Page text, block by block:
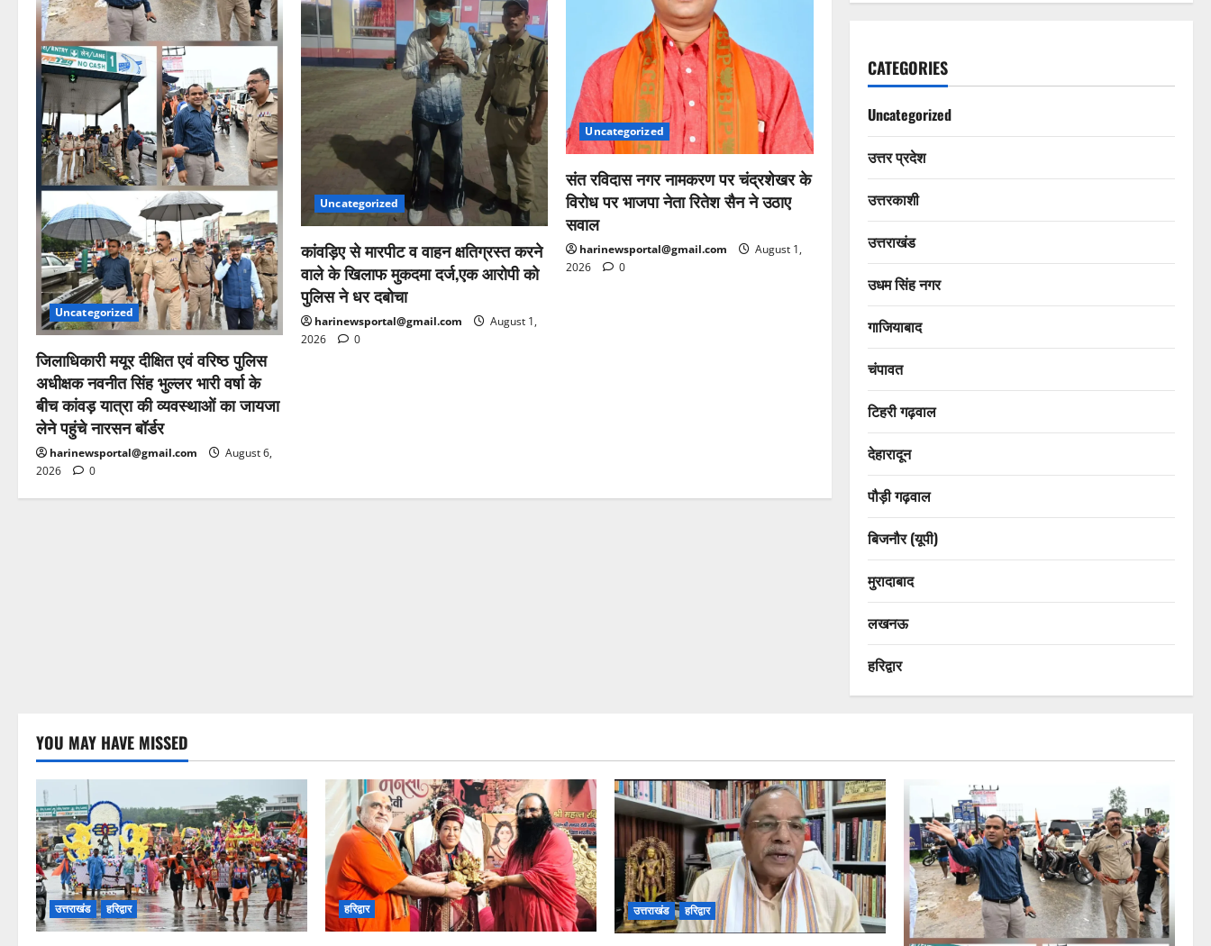
Uncategorized
जिलाधिकारी मयूर दीक्षित एवं वरिष्ठ पुलिस
अधीक्षक नवनीत सिंह भुल्लर भारी वर्षा के
बीच कांवड़ यात्रा की व्यवस्थाओं का जायजा
लेने पहुंचे नारसन बॉर्डर
harinewsportal@gmail.com
August 6,
2026
0
Uncategorized
कांवड़िए से मारपीट व वाहन क्षतिग्रस्त करने
वाले के खिलाफ मुकदमा दर्ज,एक आरोपी को
पुलिस ने धर दबोचा
harinewsportal@gmail.com
August 1,
2026
0
Uncategorized
संत रविदास नगर नामकरण पर चंद्रशेखर के
विरोध पर भाजपा नेता रितेश सैन ने उठाए
सवाल
harinewsportal@gmail.com
August 1,
2026
0
CATEGORIES
Uncategorized
उत्तर प्रदेश
उत्तरकाशी
उत्तराखंड
उधम सिंह नगर
गाजियाबाद
चंपावत
टिहरी गढ़वाल
देहारादून
पौड़ी गढ़वाल
बिजनौर (यूपी)
मुरादाबाद
लखनऊ
हरिद्वार
YOU MAY HAVE MISSED
उत्तराखंड हरिद्वार हरिद्वार उत्तराखंड हरिद्वार